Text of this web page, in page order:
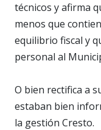
técnicos y afirma
menos que
equilibrio fiscal y
personal al
O bien rectifica a
estaban bien
la gestión Cresto.